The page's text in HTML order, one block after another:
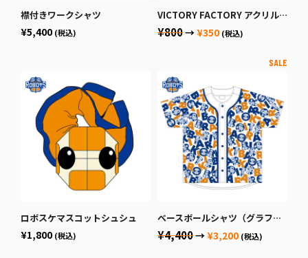
襟付きワークシャツ
¥5,400 (税込)
VICTORY FACTORY アクリルキーホルダー
¥800→¥350 (税込)
ロボスケマスコットシュシュ
¥1,800 (税込)
ベースボールシャツ（グラフィック）
¥4,400→¥3,200 (税込)